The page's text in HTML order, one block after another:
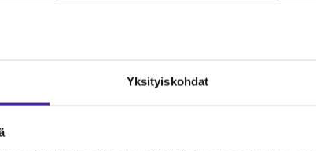
Yksityiskohdat